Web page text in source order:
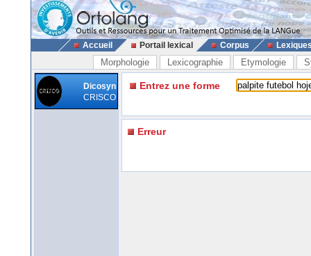
Accueil Portail lexical Corpus
Morphologie Lexicographie Etymologie
Dicosyn
CRISCO
Entrez une forme
Erreur